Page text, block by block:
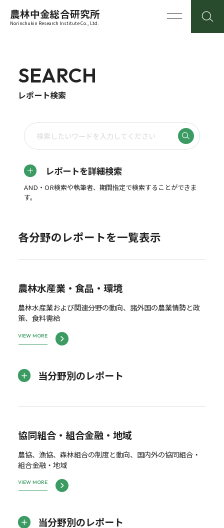
農林中金総合研究所
Norinchukin Research Institute Co., Ltd.
SEARCH
レポート検索
レポートを詳細検索
AND・OR検索や執筆者、期間指定で検索することができま
す。
各分野のレポートを一覧表示
農林水産業・食品・環境
農林水産業および関連分野の動向、諸外国の農業情勢と政
策、食料需給
VIEW MORE
当分野別のレポート
協同組合・組合金融・地域
農協、漁協、森林組合の制度と動向、国内外の協同組合・
組合金融・地域
VIEW MORE
当分野別のレポート